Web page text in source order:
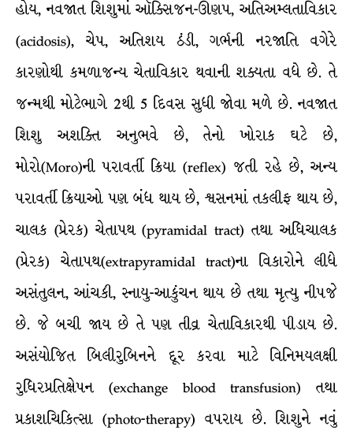
હોય, નવજાત શિશુમાં ઑક્સિજન-ઊણપ, અતિઅમ્લતાવિકાર
(acidosis), ચેપ, અતિશય ઠંડી, ગર્ભની નરજાતિ વગેરે
કારણોથી કમળાજન્ય ચેતાવિકાર થવાની શક્યતા વધે છે. તે
જન્મથી મોટેભાગે 2થી 5 દિવસ સુધી જોવા મળે છે. નવજાત
શિશુ અશક્તિ અનુભવે છે, તેનો ખોરાક ઘટે છે,
મોરો(Moro)ની પરાવર્તી ક્રિયા (reflex) જતી રહે છે, અન્ય
પરાવર્તી ક્રિયાઓ પણ બંધ થાય છે, શ્વસનમાં તકલીફ થાય છે,
ચાલક (પ્રેરક) ચેતાપથ (pyramidal tract) તથા અધિચાલક
(પ્રેરક) ચેતાપથ(extrapyramidal tract)ના વિકારોને લીધે
અસંતુલન, આંચકી, સ્નાયુ-આકુંચન થાય છે તથા મૃત્યુ નીપજે
છે. જે બચી જાય છે તે પણ તીવ્ર ચેતાવિકારથી પીડાય છે.
અસંયોજિત બિલીરુબિનને દૂર કરવા માટે વિનિમયલક્ષી
રુધિરપ્રતિક્ષેપન (exchange blood transfusion) તથા
પ્રકાશચિકિત્સા (photo-therapy) વપરાય છે. શિશુને નવું